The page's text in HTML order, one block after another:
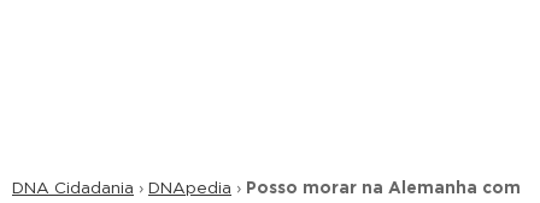
DNA Cidadania › DNApedia › Posso morar na Alemanha com